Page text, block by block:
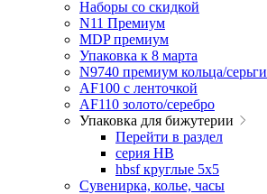
Наборы со скидкой
N11 Премиум
MDP премиум
Упаковка к 8 марта
N9740 премиум кольца/серьги
AF100 с ленточкой
AF110 золото/серебро
Упаковка для бижутерии
Перейти в раздел
серия HB
hbsf круглые 5x5
Сувенирка, колье, часы